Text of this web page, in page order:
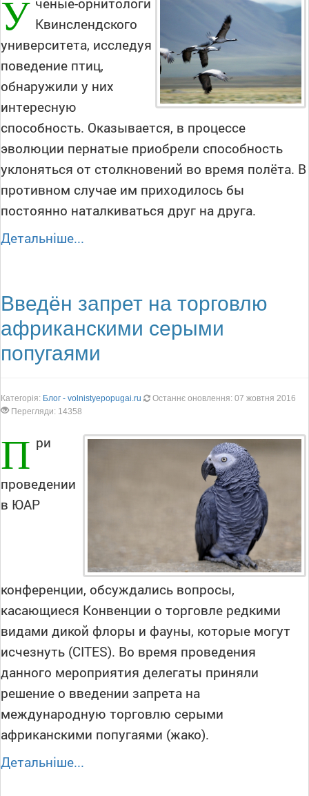
У Квинслендского
университета, исследуя
поведение птиц,
обнаружили у них
интересную
способность. Оказывается, в процессе
эволюции пернатые приобрели способность
уклоняться от столкновений во время полёта. В
противном случае им приходилось бы
постоянно наталкиваться друг на друга.
Детальніше...
Введён запрет на торговлю
африканскими серыми
попугаями
Категорія: Блог - volnistyepopugai.ru
Останнє оновлення: 07 жовтня 2016
Перегляди: 14358
П ри
проведении
в ЮАР
конференции, обсуждались вопросы,
касающиеся Конвенции о торговле редкими
видами дикой флоры и фауны, которые могут
исчезнуть (СITES). Во время проведения
данного мероприятия делегаты приняли
решение о введении запрета на
международную торговлю серыми
африканскими попугаями (жако).
Детальніше...